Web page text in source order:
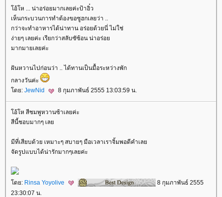
อ้โห ... น่าอร่อยมากเลยค่ะป้าอิ๋ว
เห็นกระบวนการทำต้องขอซูฮกเลยว่า ..
กว่าจะทำอาหารได้น่าทาน อร่อยด้วยนี่ ไม่ใช่
ง่ายๆ เลยค่ะ เรียกว่าสลับซัซ้อน น่าอร่อ
มากมายเลยค่ะ
ฝันหวานไปก่อนว่า .. ได้ทานเป็นมื้อระหว่างพัก
กลางวันค่ะ
ดย: JewNid 8 กุมภาพันธ์ 2555 13:03:59 น.
อ้โห สีชมพูหวานซ้าเลยค่ะ
สีนี้ชอบมากๆ เล
มีที่เสียบด้วย เหมาะๆ สบายๆ มือเวลาเราจิ้มพอดีคำเล
จัดรูปแบบได้น่ารักมากๆเลยค่ะ
ดย: Rinsa Yoyolive
8 กุมภาพันธ์ 2555
23:30:07 น.